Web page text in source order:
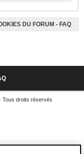
DU FORUM - FAQ
Tous droits réservés